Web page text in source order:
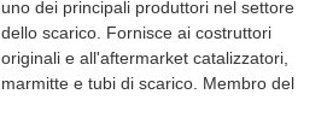
uno dei principali produttori nel settore
dello scarico. Fornisce ai costruttori
originali e all'aftermarket catalizzatori,
marmitte e tubi di scarico. Membro del